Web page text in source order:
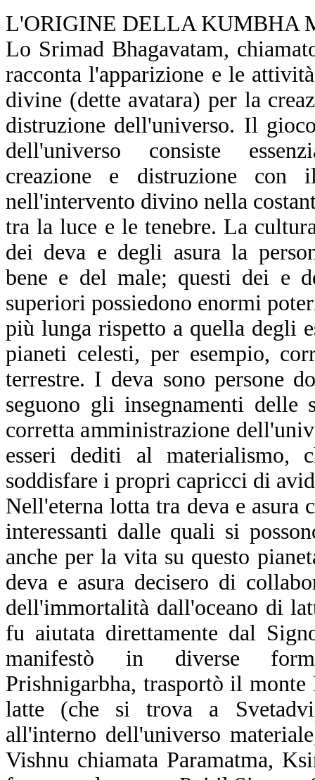
L'ORIGINE DELLA KUMBHA
Lo Srimad Bhagavatam,
racconta l'apparizione e le
divine (dette avatara) per la
distruzione dell'universo. Il
dell'universo consiste
creazione e distruzione con
nell'intervento divino nella
tra la luce e le tenebre. La
dei deva e degli asura la
bene e del male; questi dei e
superiori possiedono enormi
più lunga rispetto a quella degli
pianeti celesti, per esempio,
terrestre. I deva sono persone
seguono gli insegnamenti
corretta amministrazione
esseri dediti al materialismo,
soddisfare i propri capricci di
Nell'eterna lotta tra deva e asura
interessanti dalle quali si
anche per la vita su questo
deva e asura decisero di
dell'immortalità dall'oceano di
fu aiutata direttamente dal
manifestò in diverse
Prishnigarbha, trasportò il
latte (che si trova a
all'interno dell'universo
Vishnu chiamata Paramatma,